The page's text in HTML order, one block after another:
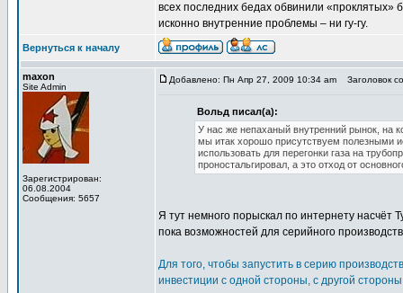
всех последних бедах обвинили «проклятых»
исконно внутренние проблемы – ни гу-гу.
Вернуться к началу
maxon
Site Admin
Зарегистрирован:
06.08.2004
Сообщения: 5657
Добавлено: Пн Апр 27, 2009 10:34 am Заголовок
Вольд писал(а):
У нас же непаханый внутренний рынок, на
мы итак хорошо присутствуем полезными
использовать для перегонки газа на
проностальгировал, а это отход от
Я тут немного порыскал по интернету насчёт
пока возможностей для серийного
Для того, чтобы запустить в серию
инвестиции с одной стороны, с другой